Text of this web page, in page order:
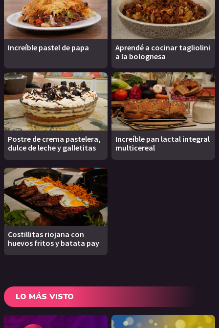
Increíble pastel de papa
Aprendé a cocinar tagliolini
a la bolognesa
Postre de crema pastelera,
dulce de leche y galletitas
Increíble pan lactal integral
multicereal
Costillitas riojana con
huevos fritos y batata pay
LO MÁS VISTO